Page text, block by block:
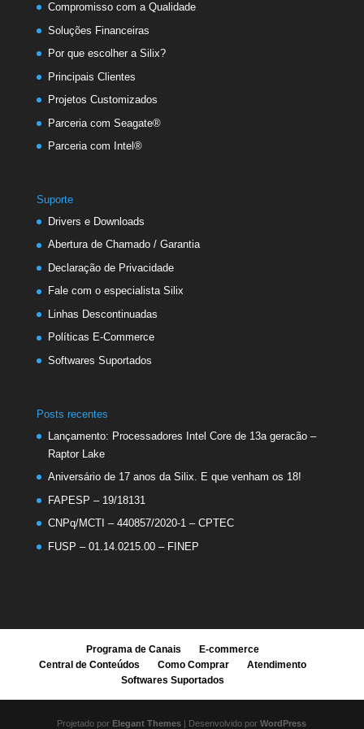
Compromisso com a Qualidade
Soluções Financeiras
Por que escolher a Silix?
Principais Clientes
Projetos Customizados
Parceria com Seagate®
Parceria com Intel®
Suporte
Drivers e Downloads
Abertura de Chamado / Garantia
Declaração de Privacidade
Fale com o especialista Silix
Linhas Descontinuadas
Políticas E-Commerce
Softwares Suportados
Posts recentes
Lançamento: Processadores Intel Core de 13a geracão –
Raptor Lake
Aniversário de 17 anos da Silix. E que venham os 18!
FAPESP – 19/18131
CNPq/MCTI – 440857/2020-1 – CPTEC
FUSP – 01.14.0215.00 – FINEP
Programa de Canais
E-commerce
Central de Conteúdos
Como Comprar
Atendimento
Softwares Suportados
Projetado por Elegant Themes | Desenvolvido porWordPress